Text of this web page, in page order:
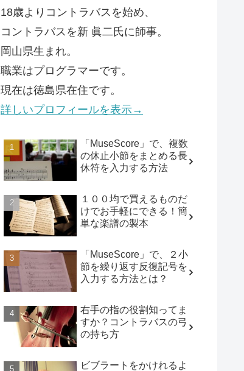
18歳よりコントラバスを始め、
コントラバスを新 眞二氏に師事。
岡山県生まれ。
職業はプログラマーです。
現在は徳島県在住です。
詳しいプロフィールを表示→
「MuseScore」で、複数
の休止小節をまとめる長
休符を入力する方法
１００均で買えるものだ
けでお手軽にできる！簡
単な楽譜の製本
「MuseScore」で、２小
節を繰り返す反復記号を
入力する方法とは？
右手の指の役割知ってま
すか？コントラバスの弓
の持ち方
ビブラートをかけれるよ